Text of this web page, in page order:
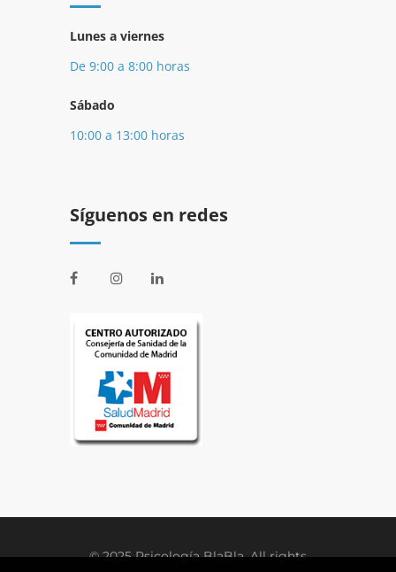
Lunes a viernes
De 9:00 a 8:00 horas
Sábado
10:00 a 13:00 horas
Síguenos en redes
© 2025 Psicología BlaBla. All rights